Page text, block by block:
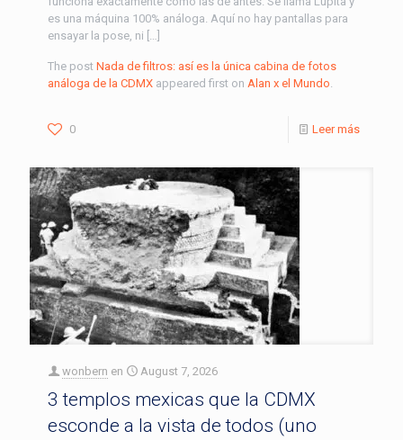
es una máquina 100% análoga. Aquí no hay pantallas para
ensayar la pose, ni […]
The post Nada de filtros: así es la única cabina de fotos
análoga de la CDMX appeared first on Alan x el Mundo.
0 Leer más
wonbern en August 7, 2026
3 templos mexicas que la CDMX
esconde a la vista de todos (uno